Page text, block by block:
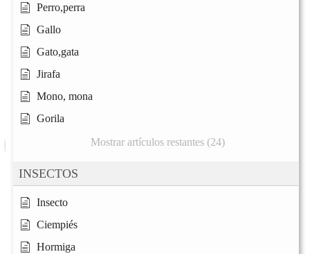
Perro,perra
Gallo
Gato,gata
Jirafa
Mono, mona
Gorila
Mostrar artículos restantes (24)
INSECTOS
Insecto
Ciempiés
Hormiga